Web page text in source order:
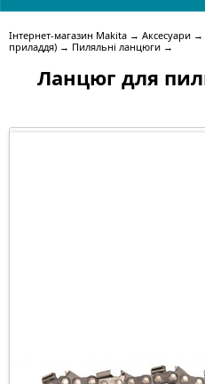
Інтернет-магазин Makita → Аксесуари →
приладдя) → Пиляльні ланцюги →
Ланцюг для